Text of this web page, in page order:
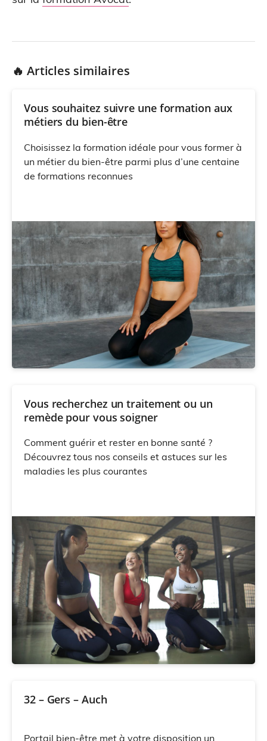
🔥 Articles similaires
Vous souhaitez suivre une formation aux
métiers du bien-être
Choisissez la formation idéale pour vous former à
un métier du bien-être parmi plus d’une centaine
de formations reconnues
Vous recherchez un traitement ou un
remède pour vous soigner
Comment guérir et rester en bonne santé ?
Découvrez tous nos conseils et astuces sur les
maladies les plus courantes
32 – Gers – Auch
Portail bien-être met à votre disposition un